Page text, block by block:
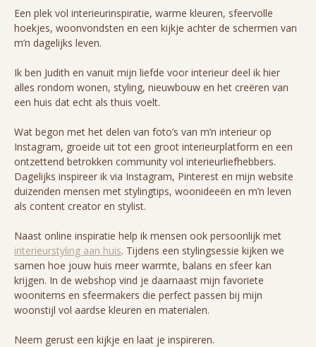
Een plek vol interieurinspiratie, warme kleuren, sfeervolle
hoekjes, woonvondsten en een kijkje achter de schermen van
m’n dagelijks leven.
Ik ben Judith en vanuit mijn liefde voor interieur deel ik hier
alles rondom wonen, styling, nieuwbouw en het creëren van
een huis dat echt als thuis voelt.
Wat begon met het delen van foto’s van m’n interieur op
Instagram, groeide uit tot een groot interieurplatform en een
ontzettend betrokken community vol interieurliefhebbers.
Dagelijks inspireer ik via Instagram, Pinterest en mijn website
duizenden mensen met stylingtips, woonideeën en m’n leven
als content creator en stylist.
Naast online inspiratie help ik mensen ook persoonlijk met
interieurstyling aan huis. Tijdens een stylingsessie kijken we
samen hoe jouw huis meer warmte, balans en sfeer kan
krijgen. In de webshop vind je daarnaast mijn favoriete
woonitems en sfeermakers die perfect passen bij mijn
woonstijl vol aardse kleuren en materialen.
Neem gerust een kijkje en laat je inspireren.